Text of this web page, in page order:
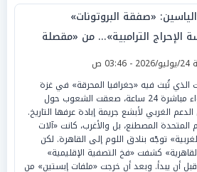
«صفقة البروتونات»
الإحراج الترامبية»... من «مقصلة
إلى رفض ابتزاز
ص
تُبث فيه «جغرافيا المحرقة» في غزة
على الهواء مباشرة 24 ساعة، صعقت الشعوب حول
الغربي لأبشع جريمة إبادة عرفها التاريخ.
المتحدة المصطنع، بل والأغرب، كانت «آلات
توجّه بنادق اللوم إلى القاهرة. لكن
كشفت «فخ التصفية الإقليمية»
أن يبدأ. وبعد أن خرجت «ملفات إبستين» من